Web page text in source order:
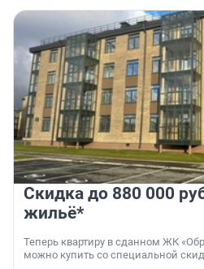
Скидка до 880 000
жильё*
Теперь квартиру в сданном ЖК
можно купить со специальной